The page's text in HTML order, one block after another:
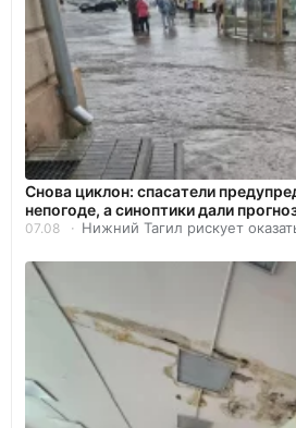
Снова циклон: спасатели
непогоде, а синоптики дали
07.08 Нижний Тагил рискует